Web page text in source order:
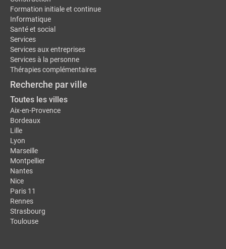
Formation initiale et continue
Informatique
Santé et social
Services
Services aux entreprises
Services à la personne
Thérapies complémentaires
Recherche par ville
Toutes les villes
Aix-en-Provence
Bordeaux
Lille
Lyon
Marseille
Montpellier
Nantes
Nice
Paris 11
Rennes
Strasbourg
Toulouse